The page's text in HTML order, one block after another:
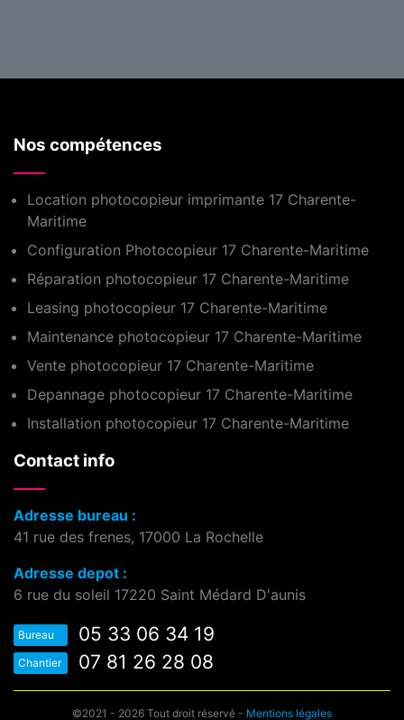
Nos compétences
Location photocopieur imprimante 17 Charente-
Maritime
Configuration Photocopieur 17 Charente-Maritime
Réparation photocopieur 17 Charente-Maritime
Leasing photocopieur 17 Charente-Maritime
Maintenance photocopieur 17 Charente-Maritime
Vente photocopieur 17 Charente-Maritime
Depannage photocopieur 17 Charente-Maritime
Installation photocopieur 17 Charente-Maritime
Contact info
Adresse bureau :
41 rue des frenes, 17000 La Rochelle
Adresse depot :
6 rue du soleil 17220 Saint Médard D'aunis
Bureau 05 33 06 34 19
Chantier 07 81 26 28 08
©2021 - 2026 Tout droit réservé - Mentions légales